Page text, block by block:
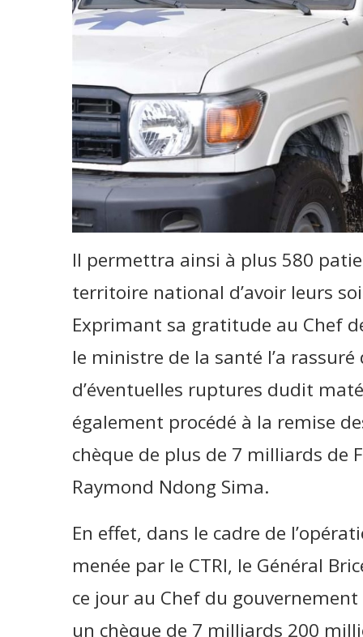
Il permettra ainsi à plus 580
territoire national d’avoir leurs
Exprimant sa gratitude au Chef
le ministre de la santé l’a rassuré
d’éventuelles ruptures dudit
également procédé à la remise
chèque de plus de 7 milliards de
Raymond Ndong Sima.
En effet, dans le cadre de
menée par le CTRI, le Général
ce jour au Chef du
un chèque de 7 milliards 200